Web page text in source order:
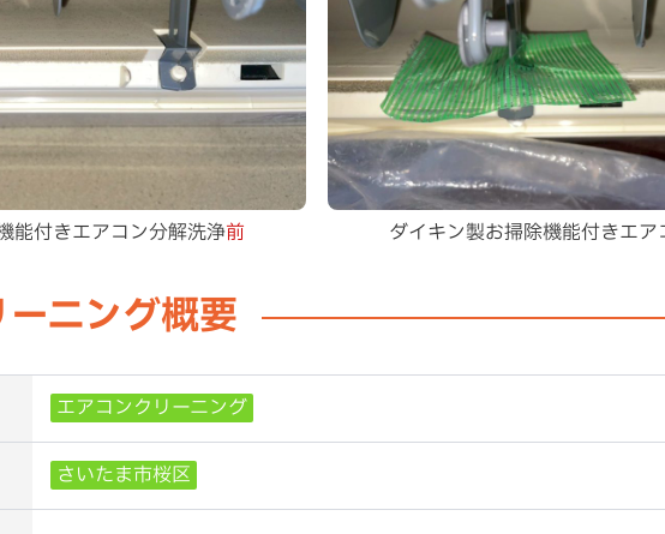
能付きエアコン分解洗浄前 ダイキン製お掃除機能付きエ
ニング概要
エアコンクリーニング
さいたま市桜区